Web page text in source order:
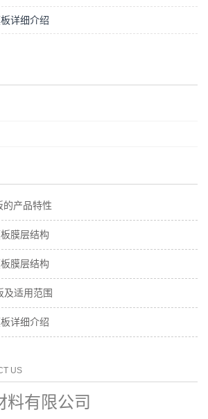
详细介绍
的产品特性
膜层结构
膜层结构
及适用范围
详细介绍
US
料有限公司